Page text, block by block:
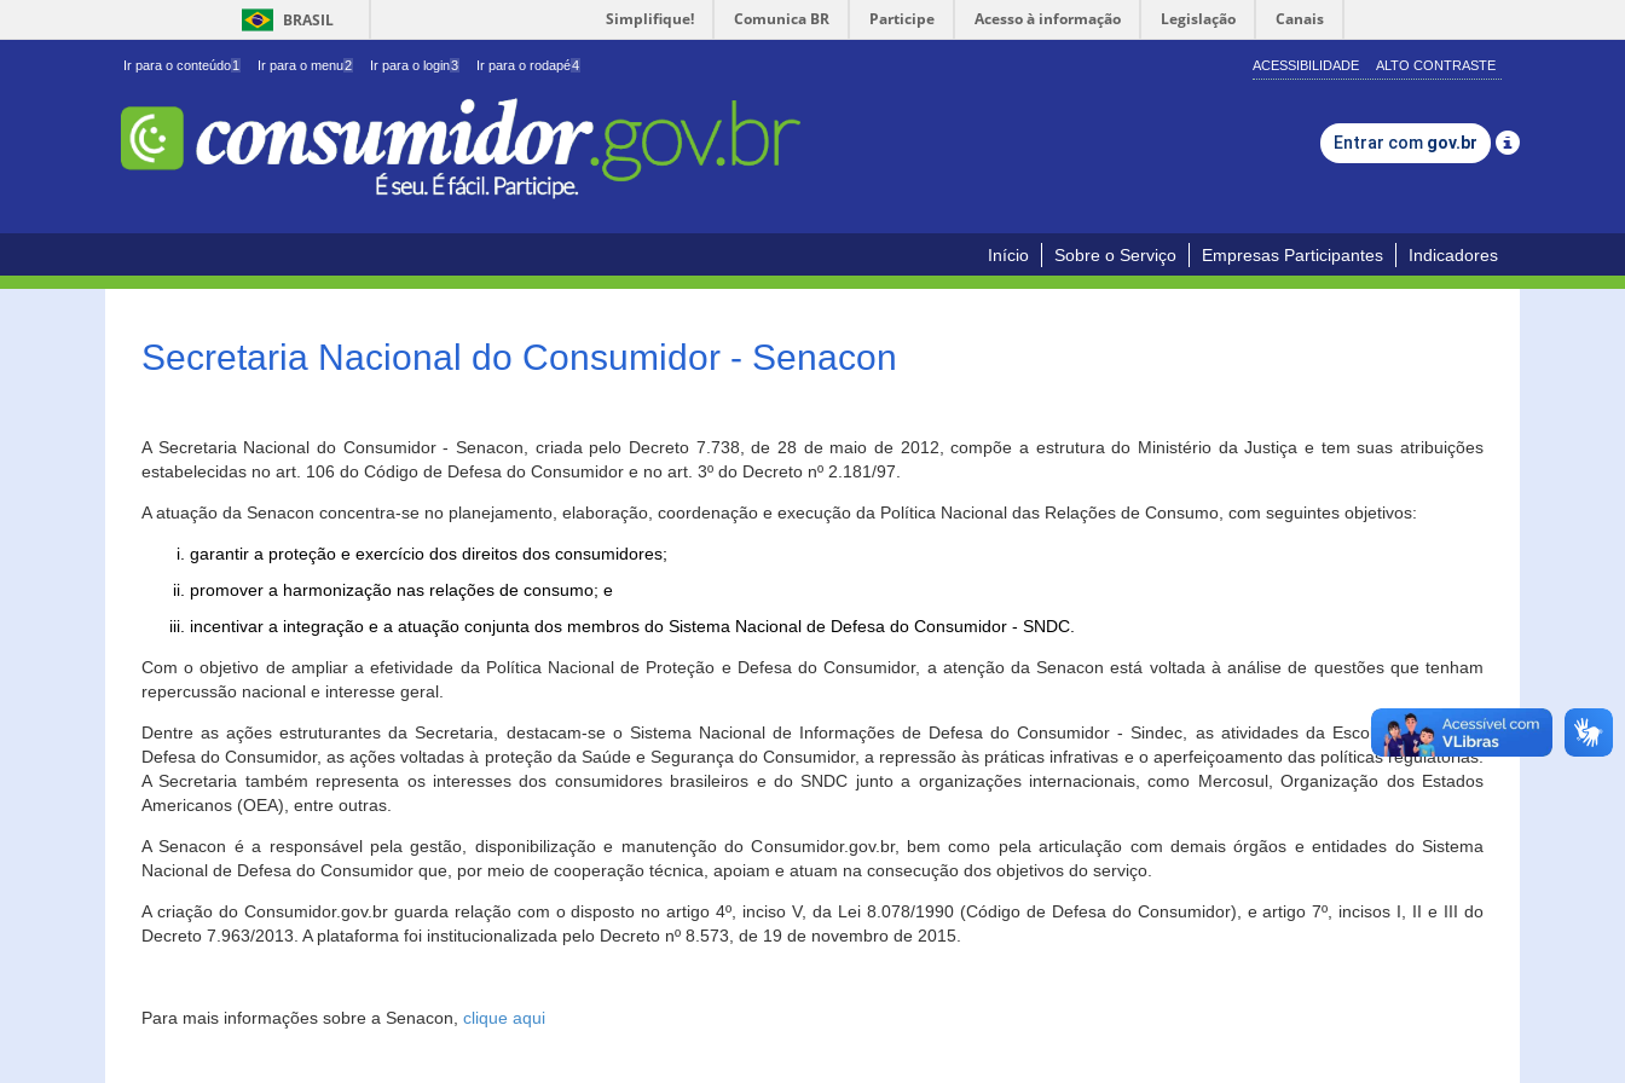
BRASIL Simplifique! Comunica BR Participe Acesso à informação Legislação Canais
Ir para o conteúdo1 Ir para o menu2 Ir para o login3 Ir para o rodapé4 ACESSIBILIDADE ALTO CONTRASTE
Entrar com gov.br
Início Sobre o Serviço Empresas Participantes Indicadores
Secretaria Nacional do Consumidor - Senacon
A Secretaria Nacional do Consumidor - Senacon, criada pelo Decreto 7.738, de 28 de maio de 2012, compõe a estrutura do Ministério da Justiça e tem suas atribuições
estabelecidas no art. 106 do Código de Defesa do Consumidor e no art. 3º do Decreto nº 2.181/97.
A atuação da Senacon concentra-se no planejamento, elaboração, coordenação e execução da Política Nacional das Relações de Consumo, com seguintes objetivos:
garantir a proteção e exercício dos direitos dos consumidores;
promover a harmonização nas relações de consumo; e
incentivar a integração e a atuação conjunta dos membros do Sistema Nacional de Defesa do Consumidor - SNDC.
Com o objetivo de ampliar a efetividade da Política Nacional de Proteção e Defesa do Consumidor, a atenção da Senacon está voltada à análise de questões que tenham
repercussão nacional e interesse geral.
Dentre as ações estruturantes da Secretaria, destacam-se o Sistema Nacional de Informações de Defesa do Consumidor - Sindec, as atividades da Escola Nacional de
Defesa do Consumidor, as ações voltadas à proteção da Saúde e Segurança do Consumidor, a repressão às práticas infrativas e o aperfeiçoamento das políticas regulatórias.
A Secretaria também representa os interesses dos consumidores brasileiros e do SNDC junto a organizações internacionais, como Mercosul, Organização dos Estados
Americanos (OEA), entre outras.
A Senacon é a responsável pela gestão, disponibilização e manutenção do Consumidor.gov.br, bem como pela articulação com demais órgãos e entidades do Sistema
Nacional de Defesa do Consumidor que, por meio de cooperação técnica, apoiam e atuam na consecução dos objetivos do serviço.
A criação do Consumidor.gov.br guarda relação com o disposto no artigo 4º, inciso V, da Lei 8.078/1990 (Código de Defesa do Consumidor), e artigo 7º, incisos I, II e III do
Decreto 7.963/2013. A plataforma foi institucionalizada pelo Decreto nº 8.573, de 19 de novembro de 2015.
Para mais informações sobre a Senacon, clique aqui